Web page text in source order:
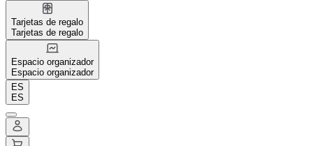
Tarjetas de regalo
Tarjetas de regalo
Espacio organizador
Espacio organizador
ES
ES